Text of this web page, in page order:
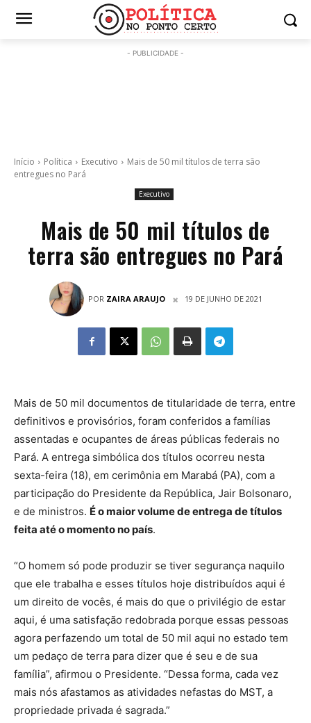
- PUBLICIDADE -
Início Política Executivo
Mais de 50 mil títulos de terra são
entregues no Pará
Executivo
Mais de 50 mil títulos de
terra são entregues no Pará
POR ZAIRA ARAUJO 19 DE JUNHO DE 2021
Mais de 50 mil documentos de titularidade de terra, entre
definitivos e provisórios, foram conferidos a famílias
assentadas e ocupantes de áreas públicas federais no
Pará. A entrega simbólica dos títulos ocorreu nesta
sexta-feira (18), em cerimônia em Marabá (PA), com a
participação do Presidente da República, Jair Bolsonaro,
e de ministros. É o maior volume de entrega de títulos
feita até o momento no país.
“O homem só pode produzir se tiver segurança naquilo
que ele trabalha e esses títulos hoje distribuídos aqui é
um direito de vocês, é mais do que o privilégio de estar
aqui, é uma satisfação redobrada porque essas pessoas
agora perfazendo um total de 50 mil aqui no estado tem
um pedaço de terra para dizer que é seu e de sua
família”, afirmou o Presidente. “Dessa forma, cada vez
mais nós afastamos as atividades nefastas do MST, a
propriedade privada é sagrada.”